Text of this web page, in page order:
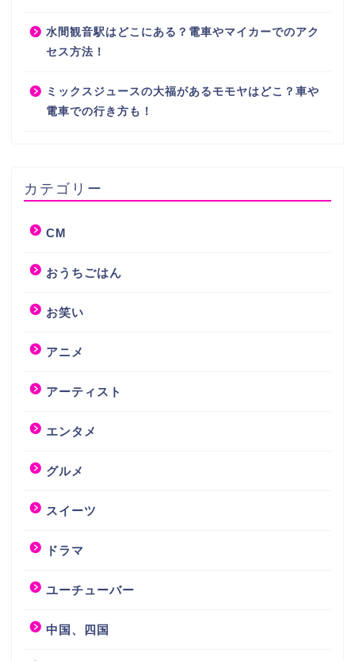
水間観音駅はどこにある？電車やマイカーでのアク
セス方法！
ミックスジュースの大福があるモモヤはどこ？車や
電車での行き方も！
カテゴリー
CM
おうちごはん
お笑い
アニメ
アーティスト
エンタメ
グルメ
スイーツ
ドラマ
ユーチューバー
中国、四国